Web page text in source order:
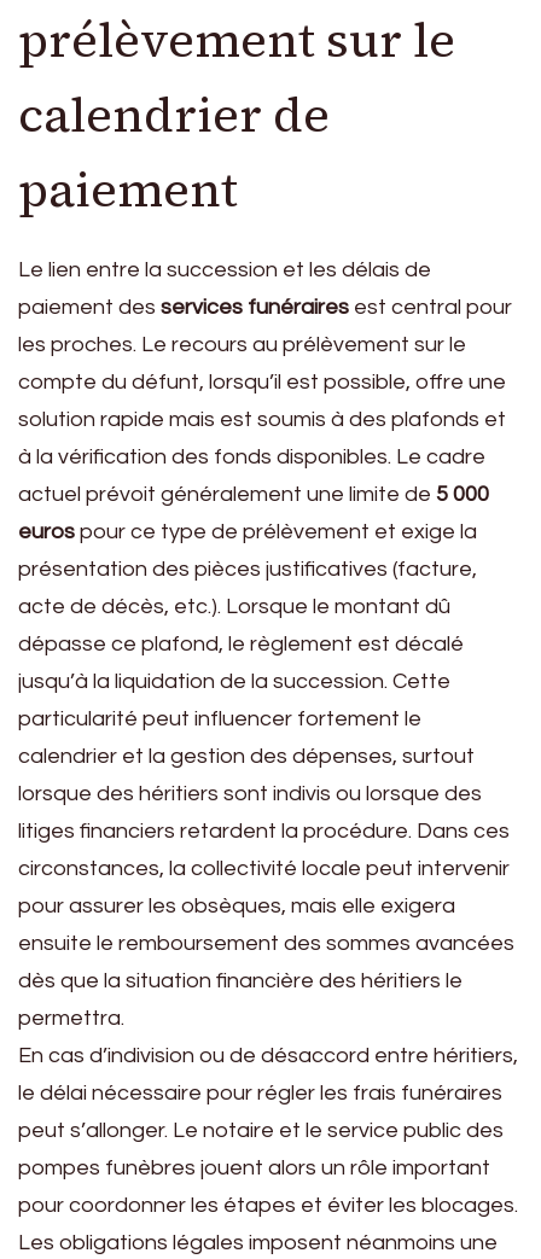
prélèvement sur le
calendrier de
paiement
Le lien entre la succession et les délais de
paiement des services funéraires est central pour
les proches. Le recours au prélèvement sur le
compte du défunt, lorsqu’il est possible, offre une
solution rapide mais est soumis à des plafonds et
à la vérification des fonds disponibles. Le cadre
actuel prévoit généralement une limite de 5 000
euros pour ce type de prélèvement et exige la
présentation des pièces justificatives (facture,
acte de décès, etc.). Lorsque le montant dû
dépasse ce plafond, le règlement est décalé
jusqu’à la liquidation de la succession. Cette
particularité peut influencer fortement le
calendrier et la gestion des dépenses, surtout
lorsque des héritiers sont indivis ou lorsque des
litiges financiers retardent la procédure. Dans ces
circonstances, la collectivité locale peut intervenir
pour assurer les obsèques, mais elle exigera
ensuite le remboursement des sommes avancées
dès que la situation financière des héritiers le
permettra.
En cas d’indivision ou de désaccord entre héritiers,
le délai nécessaire pour régler les frais funéraires
peut s’allonger. Le notaire et le service public des
pompes funèbres jouent alors un rôle important
pour coordonner les étapes et éviter les blocages.
Les obligations légales imposent néanmoins une